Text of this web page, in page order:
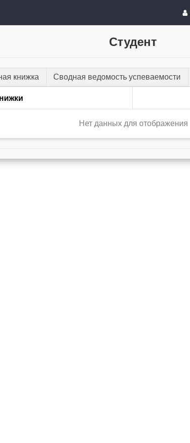
Студент
книжка Сводная ведомость успеваемости
Нет данных для отображения